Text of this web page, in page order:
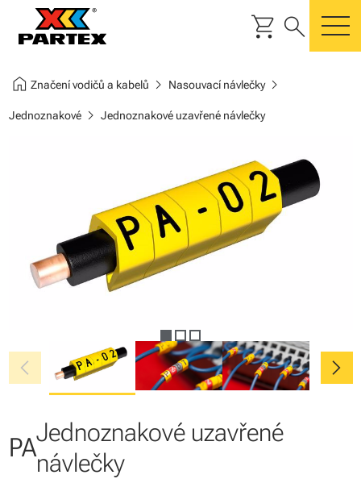
shopping_cart search
home Značení vodičů a kabelů chevron_right Nasouvací návlečkychevron_right
Jednoznakovéchevron_right Jednoznakové uzavřené návlečky
chevron_left chevron_right
PAJednoznakové uzavřené
návlečky